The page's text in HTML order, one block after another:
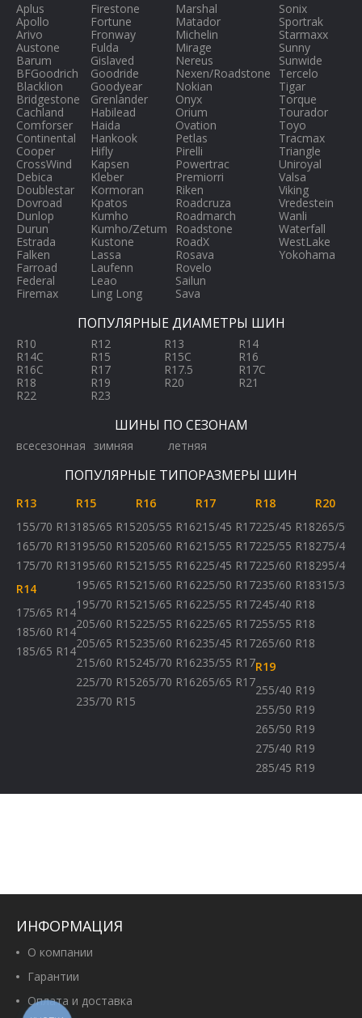
Aplus
Apollo
Arivo
Austone
Barum
BFGoodrich
Blacklion
Bridgestone
Cachland
Comforser
Continental
Cooper
CrossWind
Debica
Doublestar
Dovroad
Dunlop
Durun
Estrada
Falken
Farroad
Federal
Firemax
Firestone
Fortune
Fronway
Fulda
Gislaved
Goodride
Goodyear
Grenlander
Habilead
Haida
Hankook
Hifly
Kapsen
Kleber
Kormoran
Kpatos
Kumho
Kumho/Zetum
Kustone
Lassa
Laufenn
Leao
Ling Long
Marshal
Matador
Michelin
Mirage
Nereus
Nexen/Roadstone
Nokian
Onyx
Orium
Ovation
Petlas
Pirelli
Powertrac
Premiorri
Riken
Roadcruza
Roadmarch
Roadstone
RoadX
Rosava
Rovelo
Sailun
Sava
Sonix
Sportrak
Starmaxx
Sunny
Sunwide
Tercelo
Tigar
Torque
Tourador
Toyo
Tracmax
Triangle
Uniroyal
Valsa
Viking
Vredestein
Wanli
Waterfall
WestLake
Yokohama
ПОПУЛЯРНЫЕ ДИАМЕТРЫ ШИН
R10 R12 R13
R14
R14C
R15 R15C
R16
R16C
R17 R17.5
R17C
R18
R19 R20
R21
R22
R23
ШИНЫ ПО СЕЗОНАМ
всесезонная зимняя летняя
ПОПУЛЯРНЫЕ ТИПОРАЗМЕРЫ ШИН
R13
155/70 R13
165/70 R13
175/70 R13
R14
175/65 R14
185/60 R14
185/65 R14
R15
185/65 R15
195/50 R15
195/60 R15
195/65 R15
195/70 R15
205/60 R15
205/65 R15
215/60 R15
225/70 R15
235/70 R15
R16
205/55 R16
205/60 R16
215/55 R16
215/60 R16
215/65 R16
225/55 R16
235/60 R16
245/70 R16
265/70 R16
R17
215/45 R17
215/55 R17
225/45 R17
225/50 R17
225/55 R17
225/65 R17
235/45 R17
235/55 R17
265/65 R17
R18
225/45 R18
225/55 R18
225/60 R18
235/60 R18
245/40 R18
255/55 R18
265/60 R18
R19
255/40 R19
255/50 R19
265/50 R19
275/40 R19
285/45 R19
R20
265/50
275/40
295/40
315/35
ИНФОРМАЦИЯ
О компании
Гарантии
Оплата и доставка